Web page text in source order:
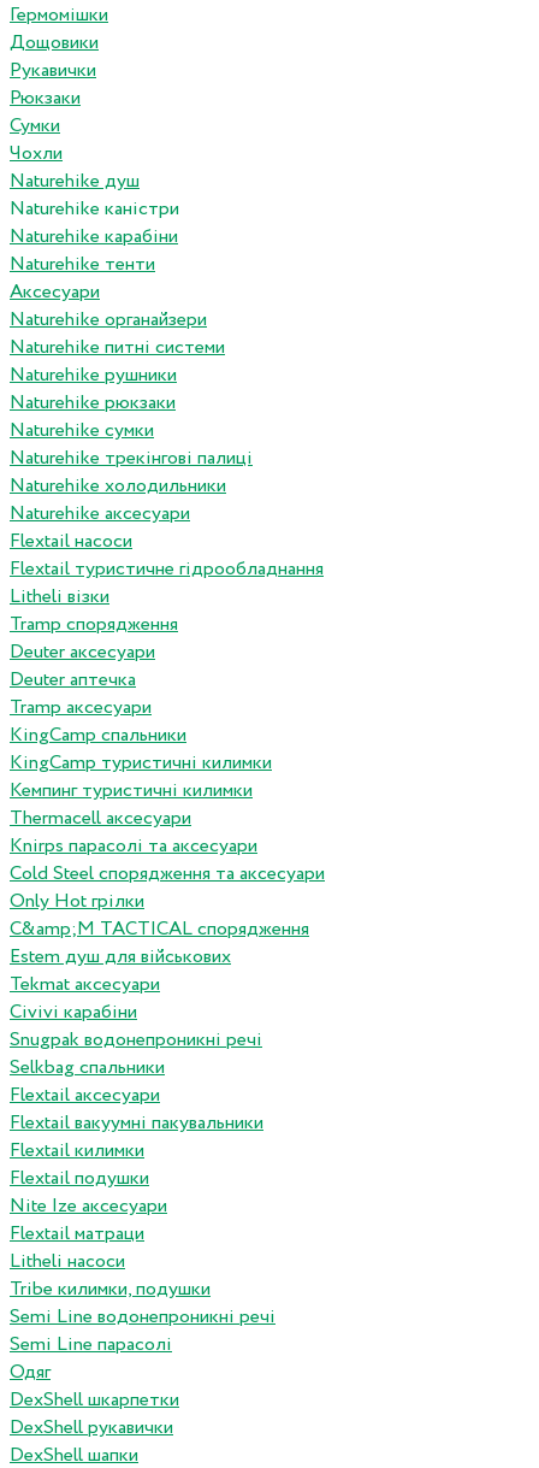
Гермомішки
Дощовики
Рукавички
Рюкзаки
Сумки
Чохли
Naturehike душ
Naturehike каністри
Naturehike карабіни
Naturehike тенти
Аксесуари
Naturehike органайзери
Naturehike питні системи
Naturehike рушники
Naturehike рюкзаки
Naturehike сумки
Naturehike трекінгові палиці
Naturehike холодильники
Naturehike аксесуари
Flextail насоси
Flextail туристичне гідрообладнання
Litheli візки
Tramp спорядження
Deuter аксесуари
Deuter аптечка
Tramp аксесуари
KingCamp спальники
KingCamp туристичні килимки
Кемпинг туристичні килимки
Thermacell аксесуари
Knirps парасолі та аксесуари
Cold Steel спорядження та аксесуари
Only Hot грілки
C&amp;M TACTICAL спорядження
Estem душ для військових
Tekmat аксесуари
Сivivi карабіни
Snugpak водонепроникні речі
Selkbag спальники
Flextail аксесуари
Flextail вакуумні пакувальники
Flextail килимки
Flextail подушки
Nite Ize аксесуари
Flextail матраци
Litheli насоси
Tribe килимки, подушки
Semi Line водонепроникні речі
Semi Line парасолі
Одяг
DexShell шкарпетки
DexShell рукавички
DexShell шапки